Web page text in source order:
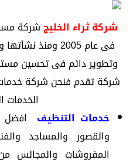
شركة ثراء الخليجشركة
فى عام 2005
وتطوير دائم فى تحسين
شركة تقدم فنحن شركة
الخدمات
خدمات التنظيف افضل
والقصور والمساجد
المفروشات والمجالس